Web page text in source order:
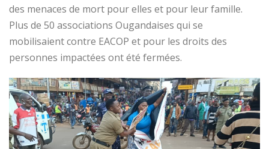
des menaces de mort pour elles et pour leur famille.
Plus de 50 associations Ougandaises qui se
mobilisaient contre EACOP et pour les droits des
personnes impactées ont été fermées.